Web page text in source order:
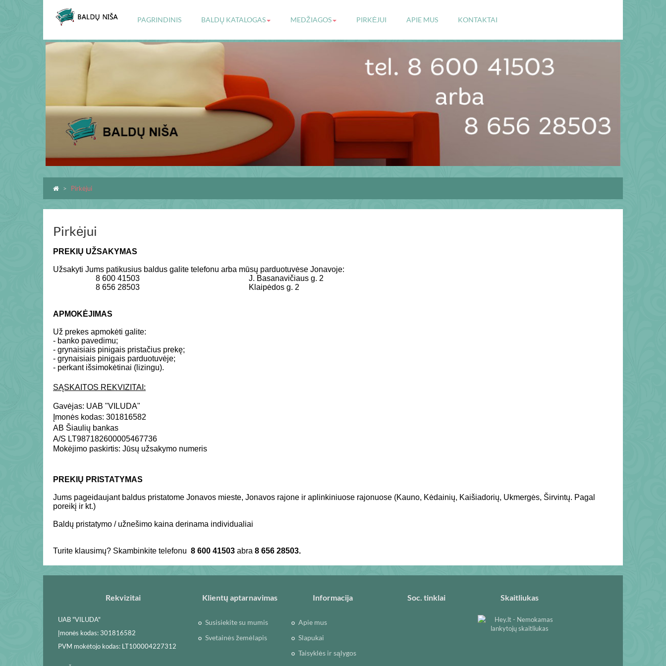
PAGRINDINIS BALDŲ KATALOGAS MEDŽIAGOS PIRKĖJUI APIE MUS KONTAKTAI
Pirkėjui
Pirkėjui
PREKIŲ UŽSAKYMAS
Užsakyti Jums patikusius baldus galite telefonu arba mūsų parduotuvėse Jonavoje:
8 600 41503
J. Basanavičiaus g. 2
8 656 28503
Klaipėdos g. 2
APMOKĖJIMAS
Už prekes apmokėti galite:
- banko pavedimu;
- grynaisiais pinigais pristačius prekę;
- grynaisiais pinigais parduotuvėje;
- perkant išsimokėtinai (lizingu).
SĄSKAITOS REKVIZITAI:
Gavėjas: UAB "VILUDA"
Įmonės kodas: 301816582
AB Šiaulių bankas
A/S LT987182600005467736
Mokėjimo paskirtis: Jūsų užsakymo numeris
PREKIŲ PRISTATYMAS
Jums pageidaujant baldus pristatome Jonavos mieste, Jonavos rajone ir aplinkiniuose rajonuose (Kauno, Kėdainių, Kaišiadorių, Ukmergės, Širvintų. Pagal
poreikį ir kt.)
Baldų pristatymo / užnešimo kaina derinama individualiai
Turite klausimų? Skambinkite telefonu 8 600 41503 abra 8 656 28503.
Rekvizitai
UAB "VILUDA"
Įmonės kodas: 301816582
PVM mokėtojo kodas: LT100004227312
Klientų aptarnavimas
Susisiekite su mumis
Svetainės žemėlapis
Informacija
Apie mus
Slapukai
Taisyklės ir sąlygos
Soc. tinklai Skaitliukas